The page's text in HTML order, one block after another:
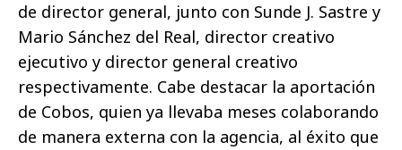
de director general, junto con Sunde J. Sastre y
Mario Sánchez del Real, director creativo
ejecutivo y director general creativo
respectivamente. Cabe destacar la aportación
de Cobos, quien ya llevaba meses colaborando
de manera externa con la agencia, al éxito que